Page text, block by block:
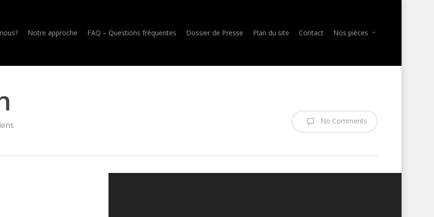
Notre approche FAQ – Questions fréquentes Dossier de Presse Plan du site Contact Nos pièces
No Comments